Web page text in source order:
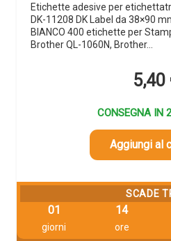
Etichette adesive per
DK-11208 DK Label da 38×90
BIANCO 400 etichette per
Brother QL-1060N, Brother…
5,40
CONSEGNA IN
Aggiungi al
SCADE
01
giorni
14
ore